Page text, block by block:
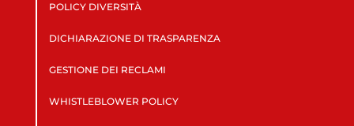
POLICY DIVERSITÀ
DICHIARAZIONE DI TRASPARENZA
GESTIONE DEI RECLAMI
WHISTLEBLOWER POLICY